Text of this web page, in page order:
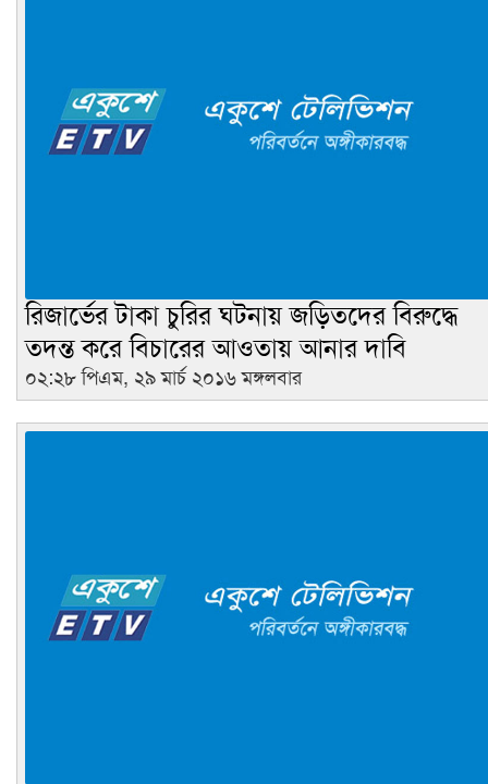
রিজার্ভের টাকা চুরির ঘটনায় জড়িতদের বিরুদ্ধে
তদন্ত করে বিচারের আওতায় আনার দাবি
০২:২৮ পিএম, ২৯ মার্চ ২০১৬ মঙ্গলবার